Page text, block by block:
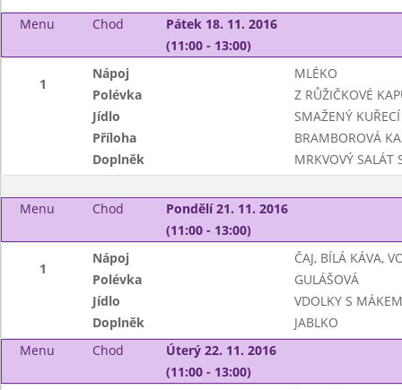
Menu Chod
Pátek 18. 11. 2016
(11:00 - 13:00)
1
Nápoj
MLÉKO
Polévka
Z RŮŽIČKOVÉ
Jídlo
SMAŽENÝ
Příloha
BRAMBOROVÁ
Doplněk
MRKVOVÝ
Menu Chod
Pondělí 21. 11. 2016
(11:00 - 13:00)
1
Nápoj
ČAJ, BÍLÁ KÁVA,
Polévka
GULÁŠOVÁ
Jídlo
VDOLKY S MÁKEM
Doplněk
JABLKO
Menu
Chod
Úterý 22. 11. 2016
(11:00 - 13:00)